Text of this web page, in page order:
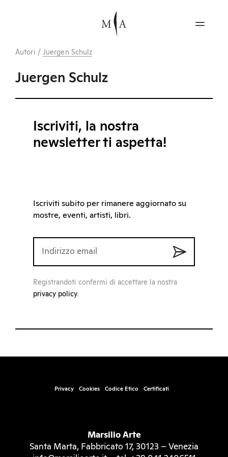
Autori / Juergen Schulz
Juergen Schulz
Iscriviti, la nostra
newsletter ti aspetta!
Iscriviti subito per rimanere aggiornato su
mostre, eventi, artisti, libri.
Registrandoti confermi di accettare la nostra
privacy policy.
Privacy Cookies Codice Etico Certificati
Marsilio Arte
Santa Marta, Fabbricato 17, 30123 – Venezia